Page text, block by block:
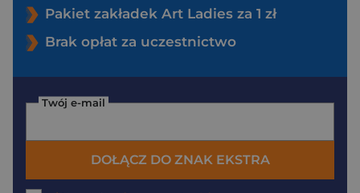
Pakiet zakładek Art Ladies za 1 zł
Brak opłat za uczestnictwo
Twój e-mail
DOŁĄCZ DO ZNAK EKSTRA